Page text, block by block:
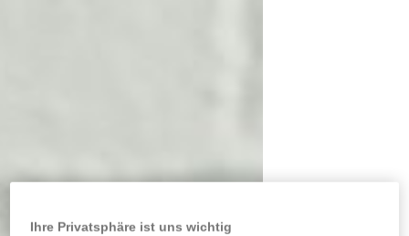
Ihre Privatsphäre ist uns wichtig